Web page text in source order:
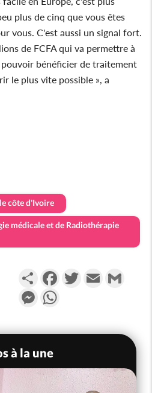
plus de cinq que vous êtes
vous. C'est aussi un signal fort.
de FCFA qui va permettre à
pouvoir bénéficier de traitement
le plus vite possible », a
côte d'Ivoire
médicale et de Radiothérapie
PartagerFacebookTwitterEmail
Messenger
à la une